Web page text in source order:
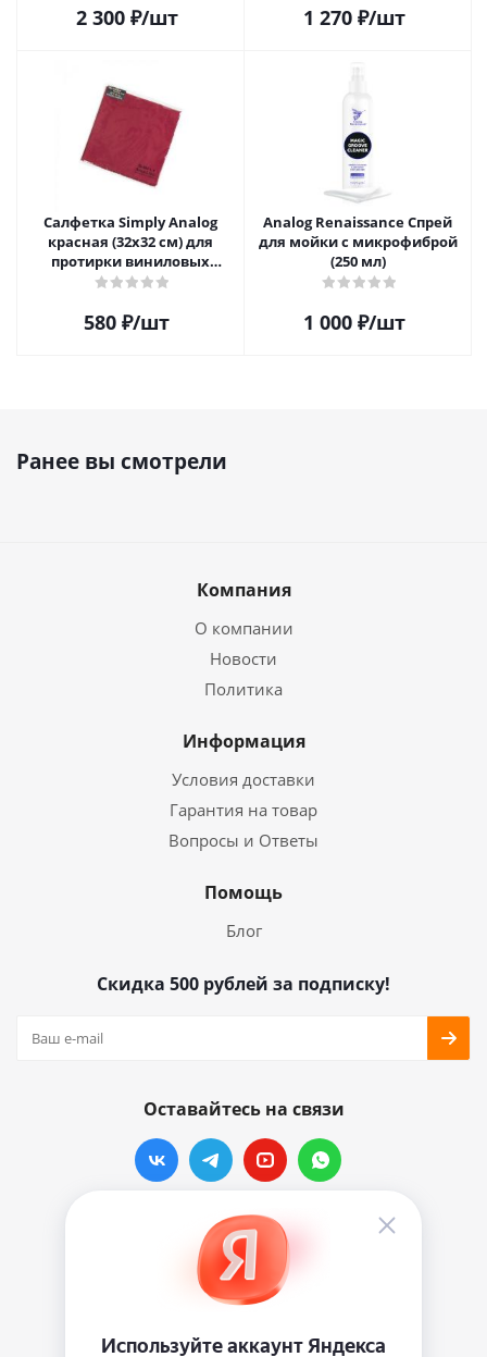
2 300₽/шт 1 270₽/шт
Салфетка Simply Analog
красная (32х32 см) для
протирки виниловых
пластинок из микрофибры
580 ₽/шт
Analog Renaissance Спрей
для мойки с микрофиброй
(250 мл)
1 000₽/шт
Ранее вы смотрели
Компания
О компании
Новости
Политика
Информация
Условия доставки
Гарантия на товар
Вопросы и Ответы
Помощь
Блог
Скидка 500 рублей за подписку!
Оставайтесь на связи
Наши контакты
info@vinylmarkt.ru